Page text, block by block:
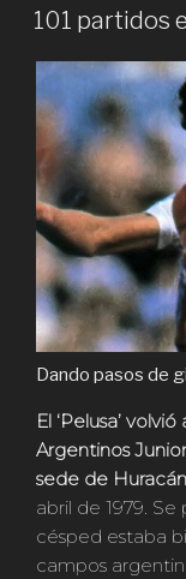
EN
101 partidos
Dando pasos de
El ‘Pelusa’
Argentinos
sede de Huracán
abril de 1979.
césped estaba
campos